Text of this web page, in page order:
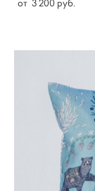
от 3 200 pуб.